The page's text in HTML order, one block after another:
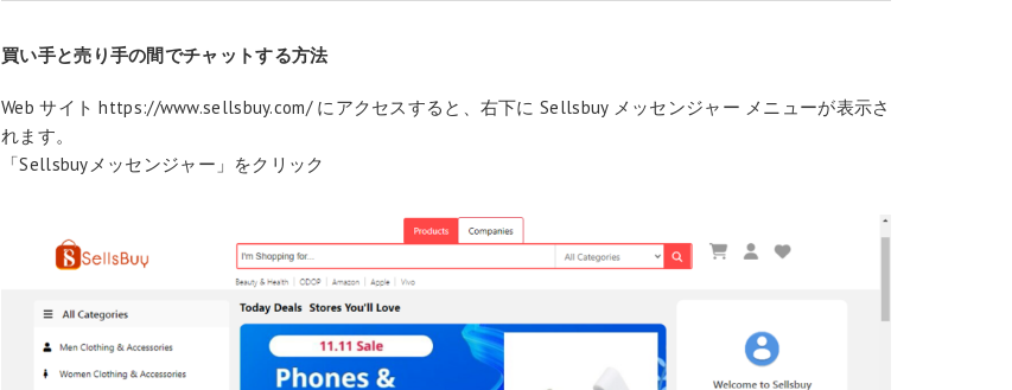
買い手と売り手の間でチャットする方法
Web サイト https://www.sellsbuy.com/ にアクセスすると、右下に Sellsbuy メッセンジャー メニューが表示さ
れます。
「Sellsbuyメッセンジャー」をクリック